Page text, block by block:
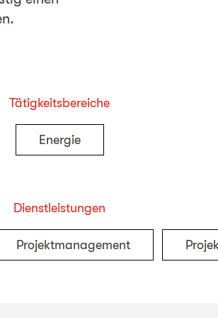
Tätigkeitsbereiche
Energie
Dienstleistungen
Projektmanagement